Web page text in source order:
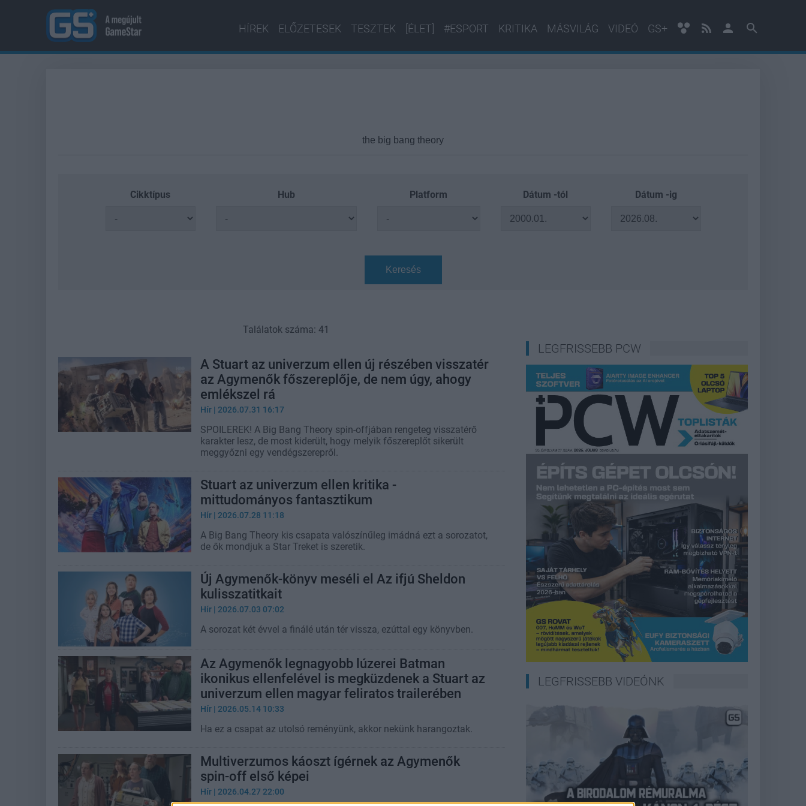
HÍREK ELŐZETESEK TESZTEK [ÉLET] #ESPORT KRITIKA MÁSVILÁG VIDEÓ GS+
Cikktípus Hub Platform Dátum -tól Dátum -ig
Keresés
Találatok száma: 41
A Stuart az univerzum ellen új részében visszatér
az Agymenők főszereplője, de nem úgy, ahogy
emlékszel rá
Hír | 2026.07.31 16:17
SPOILEREK! A Big Bang Theory spin-offjában rengeteg visszatérő
karakter lesz, de most kiderült, hogy melyik főszereplőt sikerült
meggyőzni egy vendégszerepről.
Stuart az univerzum ellen kritika -
mittudományos fantasztikum
Hír | 2026.07.28 11:18
A Big Bang Theory kis csapata valószínűleg imádná ezt a sorozatot,
de ők mondjuk a Star Treket is szeretik.
Új Agymenők-könyv meséli el Az ifjú Sheldon
kulisszatitkait
Hír | 2026.07.03 07:02
A sorozat két évvel a finálé után tér vissza, ezúttal egy könyvben.
Az Agymenők legnagyobb lúzerei Batman
ikonikus ellenfelével is megküzdenek a Stuart az
univerzum ellen magyar feliratos trailerében
Hír | 2026.05.14 10:33
Ha ez a csapat az utolsó reményünk, akkor nekünk harangoztak.
Multiverzumos káoszt ígérnek az Agymenők
spin-off első képei
Hír | 2026.04.27 22:00
LEGFRISSEBB PCW
LEGFRISSEBB VIDEÓNK